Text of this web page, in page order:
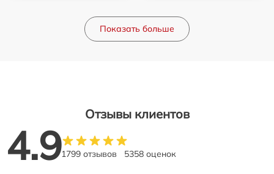
Показать больше
Отзывы клиентов
4.91799 отзывов 5358 оценок